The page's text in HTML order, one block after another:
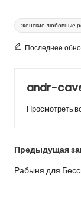
Метки:
женские любовные
Последнее
andr-
Просмотреть
по
Предыдущая
Рабыня для